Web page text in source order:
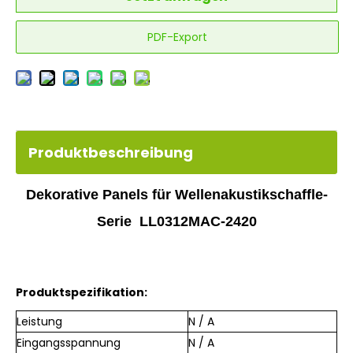
PDF-Export
Produktbeschreibung
Dekorative Panels für Wellenakustikschaffle-
Serie LL0312MAC-2420
Produktspezifikation:
Leistung
N / A
Eingangsspannung
N / A